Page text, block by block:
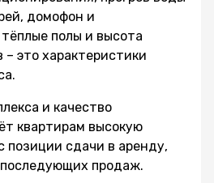
домофон и
полы и высота
это характеристики
и качество
квартирам высокую
позиции сдачи в аренду,
продаж.